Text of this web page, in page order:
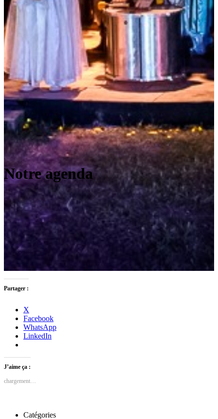
Notre agenda
Partager :
X
Facebook
WhatsApp
LinkedIn
J’aime ça :
chargement…
Catégories